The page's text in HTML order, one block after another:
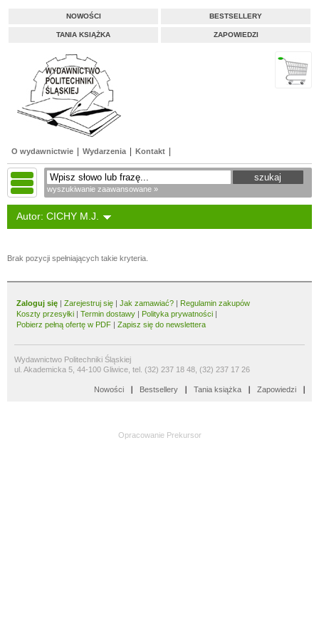
NOWOŚCI BESTSELLERY
TANIA KSIĄŻKA ZAPOWIEDZI
O wydawnictwie Wydarzenia Kontakt
wyszukiwanie zaawansowane »
Autor: CICHY M.J.
Brak pozycji spełniających takie kryteria.
Zaloguj się | Zarejestruj się | Jak zamawiać? | Regulamin zakupów
Koszty przesyłki | Termin dostawy | Polityka prywatności |
Pobierz pełną ofertę w PDF | Zapisz się do newslettera
Wydawnictwo Politechniki Śląskiej
ul. Akademicka 5, 44-100 Gliwice, tel. (32) 237 18 48, (32) 237 17 26
Nowości Bestsellery Tania książka Zapowiedzi
Opracowanie Prekursor